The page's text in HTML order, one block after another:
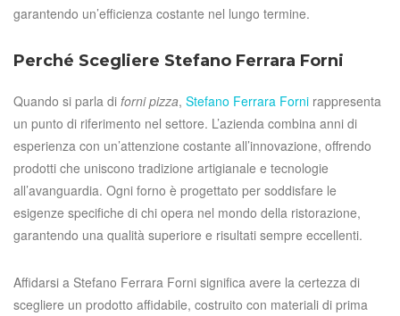
garantendo un’efficienza costante nel lungo termine.
Perché Scegliere Stefano Ferrara Forni
Quando si parla di forni pizza, Stefano Ferrara Forni rappresenta
un punto di riferimento nel settore. L’azienda combina anni di
esperienza con un’attenzione costante all’innovazione, offrendo
prodotti che uniscono tradizione artigianale e tecnologie
all’avanguardia. Ogni forno è progettato per soddisfare le
esigenze specifiche di chi opera nel mondo della ristorazione,
garantendo una qualità superiore e risultati sempre eccellenti.
Affidarsi a Stefano Ferrara Forni significa avere la certezza di
scegliere un prodotto affidabile, costruito con materiali di prima